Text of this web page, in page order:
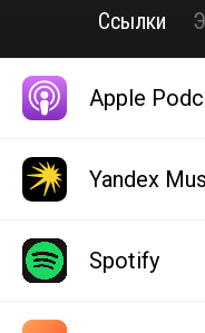
Ссылки
Apple
Yandex
Spotify